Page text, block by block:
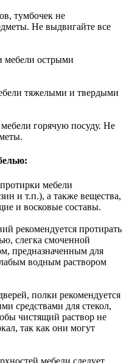
тумбочек не
Не выдвигайте все
мебели острыми
тяжелыми и твердыми
горячую посуду. Не
мебели
и т.п.), а также вещества,
и восковые составы.
рекомендуется протирать
слегка смоченной
предназначенным для
водным раствором
полки рекомендуется
средствами для стекол,
чистящий раствор не
так как они могут
мебели следует